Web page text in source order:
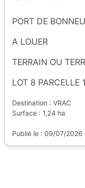
PORT DE
A LOUER
TERRAIN OU
LOT 8 PARCELLE
Destination : VRAC
Surface : 1,24 ha
Publié le : 09/07/2026